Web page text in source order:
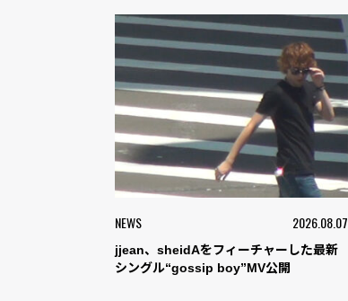
NEWS 2026.08.07
jjean、sheidAをフィーチャーした最新
シングル“gossip boy”MV公開